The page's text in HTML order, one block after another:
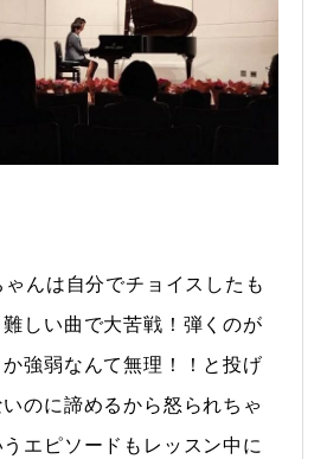
んは自分でチョイスしたも
しい曲で大苦戦！弾くのが
強弱なんて無理！！と投げ
のに諦めるから怒られちゃ
エピソードもレッスン中に